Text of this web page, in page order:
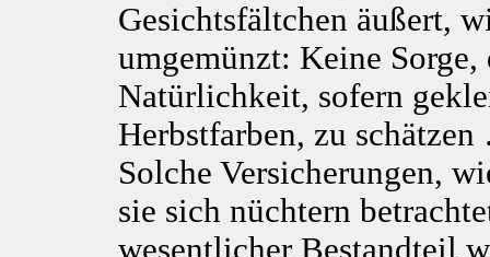
Gesichtsfältchen äußert,
umgemünzt: Keine
Natürlichkeit, sofern
Herbstfarben, zu
Solche Versicherungen,
sie sich nüchtern